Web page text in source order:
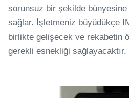
sorunsuz bir şekilde bünyesine
sağlar. İşletmeniz büyüdükçe
birlikte gelişecek ve rekabetin
gerekli esnekliği sağlayacaktır.